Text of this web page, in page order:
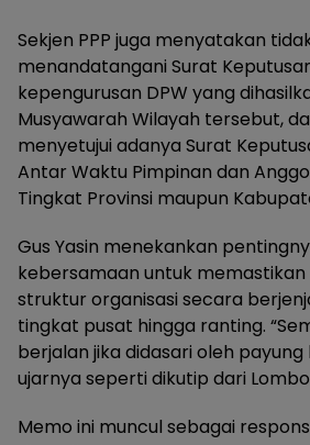
Sekjen PPP juga menyatakan
menandatangani Surat
kepengurusan DPW yang
Musyawarah Wilayah tersebut,
menyetujui adanya Surat
Antar Waktu Pimpinan dan
Tingkat Provinsi maupun
Gus Yasin menekankan
kebersamaan untuk
struktur organisasi secara
tingkat pusat hingga ranting.
berjalan jika didasari oleh payung
ujarnya seperti dikutip dari
Memo ini muncul sebagai